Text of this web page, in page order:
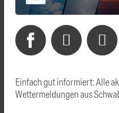
Einfach gut informiert: Alle
Wettermeldungen aus